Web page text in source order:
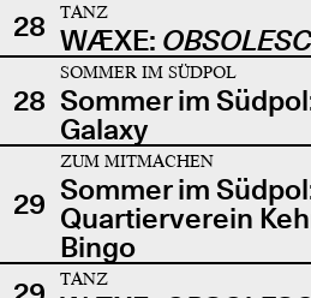
28
TANZ
WÆXE:
28
SOMMER IM SÜDPOL
Sommer im
Galaxy
29
ZUM MITMACHEN
Sommer im
Quartierverein
Bingo
TANZ